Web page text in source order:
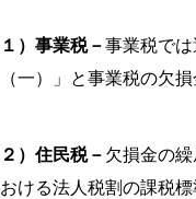
１）事業税－事業税で
（一）」と事業税の欠
２）住民税－ 欠損金の
おける法人税割の課税